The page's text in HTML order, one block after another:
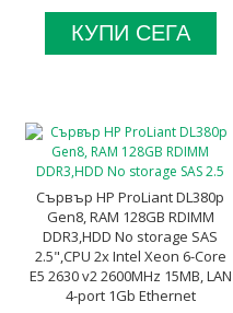
КУПИ СЕГА
Сървър HP ProLiant DL380p
Gen8, RAM 128GB RDIMM
DDR3,HDD No storage SAS
2.5",CPU 2x Intel Xeon 6-Core
E5 2630 v2 2600MHz 15MB, LAN
4-port 1Gb Ethernet